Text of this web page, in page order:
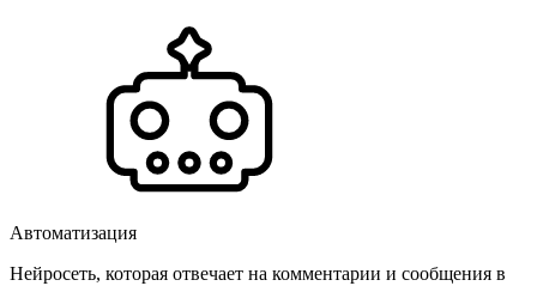
Автоматизация
Нейросеть, которая отвечает на комментарии и сообщения в